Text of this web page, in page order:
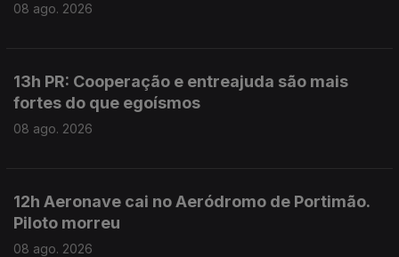
08 ago. 2026
13h PR: Cooperação e entreajuda são mais
fortes do que egoísmos
08 ago. 2026
12h Aeronave cai no Aeródromo de Portimão.
Piloto morreu
08 ago. 2026